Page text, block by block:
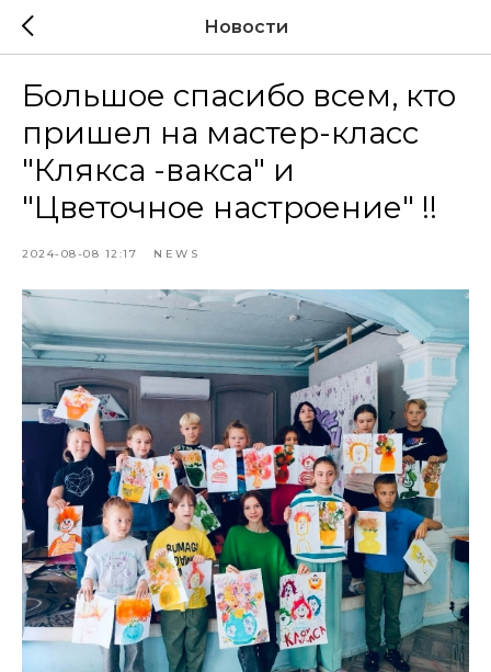
Новости
Большое спасибо всем, кто
пришел на мастер-класс
"Клякса -вакса" и
"Цветочное настроение" !!
2024-08-08 12:17 NEWS